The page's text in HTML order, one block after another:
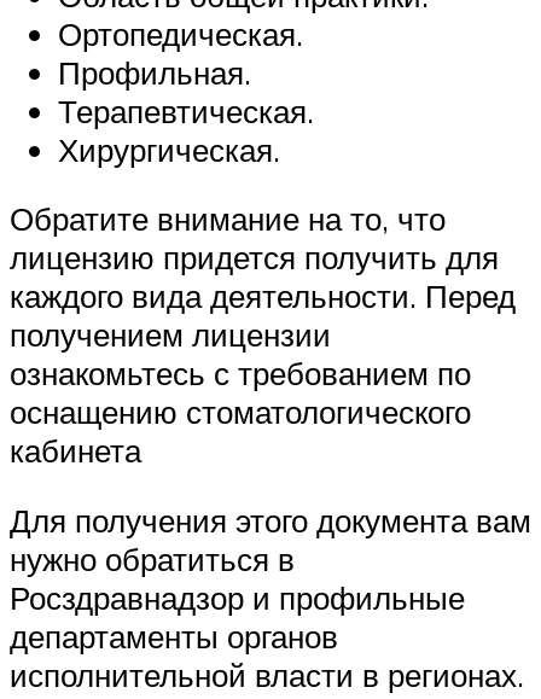
Ортопедическая.
Профильная.
Терапевтическая.
Хирургическая.
Обратите внимание на то, что
лицензию придется получить для
каждого вида деятельности. Перед
получением лицензии
ознакомьтесь с требованием по
оснащению стоматологического
кабинета
Для получения этого документа вам
нужно обратиться в
Росздравнадзор и профильные
департаменты органов
исполнительной власти в регионах.